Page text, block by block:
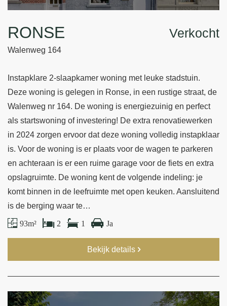
RONSE
Walenweg 164
Verkocht
Instapklare 2-slaapkamer woning met leuke stadstuin.
Deze woning is gelegen in Ronse, in een rustige straat, de
Walenweg nr 164. De woning is energiezuinig en perfect
als startswoning of investering! De extra renovatiewerken
in 2024 zorgen ervoor dat deze woning volledig instapklaar
is. Voor de woning is er plaats voor de wagen te parkeren
en achteraan is er een ruime garage voor de fiets en extra
opslagruimte. De woning kent de volgende indeling: je
komt binnen in de leefruimte met open keuken. Aansluitend
is de berging waar te…
93 m² 2 1 Ja
Bekijk details